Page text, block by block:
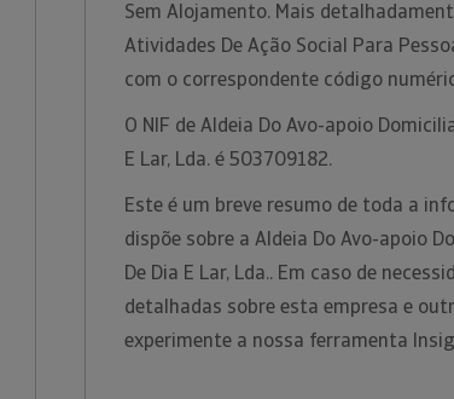
Sem Alojamento. Mais
Atividades De Ação Social Para
com o correspondente código
O NIF de Aldeia Do Avo-apoio
E Lar, Lda. é 503709182.
Este é um breve resumo de toda a
dispõe sobre a Aldeia Do Avo-apoio
De Dia E Lar, Lda.. Em caso de
detalhadas sobre esta empresa e
experimente a nossa ferramenta